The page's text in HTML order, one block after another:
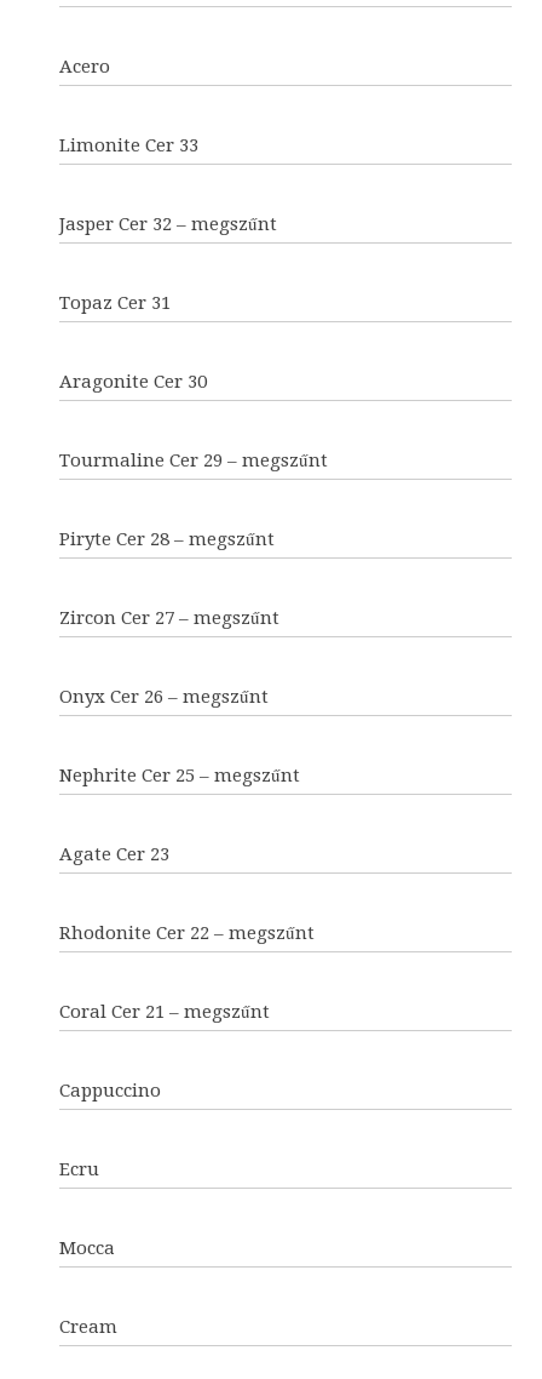
Acero
Limonite Cer 33
Jasper Cer 32 – megszűnt
Topaz Cer 31
Aragonite Cer 30
Tourmaline Cer 29 – megszűnt
Piryte Cer 28 – megszűnt
Zircon Cer 27 – megszűnt
Onyx Cer 26 – megszűnt
Nephrite Cer 25 – megszűnt
Agate Cer 23
Rhodonite Cer 22 – megszűnt
Coral Cer 21 – megszűnt
Cappuccino
Ecru
Mocca
Cream